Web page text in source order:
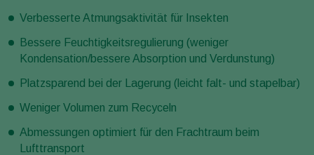
Verbesserte Atmungsaktivität für Insekten
Bessere Feuchtigkeitsregulierung (weniger
Kondensation/bessere Absorption und Verdunstung)
Platzsparend bei der Lagerung (leicht falt- und stapelbar)
Weniger Volumen zum Recyceln
Abmessungen optimiert für den Frachtraum beim
Lufttransport